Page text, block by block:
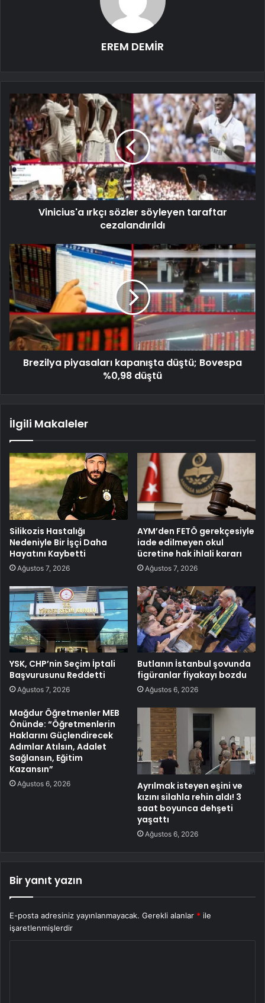
EREM DEMİR
Vinicius'a ırkçı sözler söyleyen taraftar
cezalandırıldı
Brezilya piyasaları kapanışta düştü; Bovespa
%0,98 düştü
İlgili Makaleler
Silikozis Hastalığı
Nedeniyle Bir İşçi Daha
Hayatını Kaybetti
Ağustos 7, 2026
AYM’den FETÖ gerekçesiyle
iade edilmeyen okul
ücretine hak ihlali kararı
Ağustos 7, 2026
YSK, CHP’nin Seçim İptali
Başvurusunu Reddetti
Ağustos 7, 2026
Butlanın İstanbul şovunda
figüranlar fiyakayı bozdu
Ağustos 6, 2026
Mağdur Öğretmenler MEB
Önünde: “Öğretmenlerin
Haklarını Güçlendirecek
Adımlar Atılsın, Adalet
Sağlansın, Eğitim
Kazansın”
Ağustos 6, 2026
Ayrılmak isteyen eşini ve
kızını silahla rehin aldı! 3
saat boyunca dehşeti
yaşattı
Ağustos 6, 2026
Bir yanıt yazın
E-posta adresiniz yayınlanmayacak. Gerekli alanlar * ile
işaretlenmişlerdir